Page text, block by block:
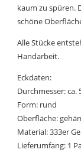
kaum zu spüren.
schöne
Alle Stücke
Handarbeit.
Eckdaten:
Durchmesser: ca.
Form: rund
Oberfläche:
Material: 333er
Lieferumfang: 1